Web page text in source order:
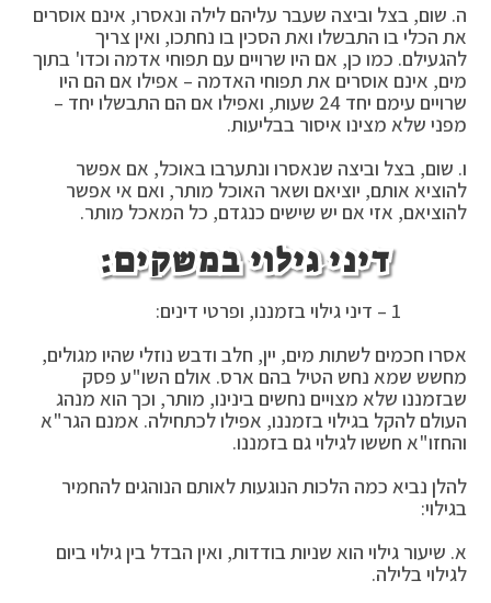
ה. שום, בצל וביצה שעבר עליהם לילה ונאסרו, אינם אוסרים
את הכלי בו התבשלו ואת הסכין בו נחתכו, ואין צריך
להגעילם. כמו כן, אם היו שרויים עם תפוחי אדמה וכדו' בתוך
מים, אינם אוסרים את תפוחי האדמה – אפילו אם הם היו
שרויים עימם יחד 24 שעות, ואפילו אם הם התבשלו יחד –
מפני שלא מצינו איסור בבליעות.
ו. שום, בצל וביצה שנאסרו ונתערבו באוכל, אם אפשר
להוציא אותם, יוציאם ושאר האוכל מותר, ואם אי אפשר
להוציאם, אזי אם יש שישים כנגדם, כל המאכל מותר.
דיני גילוי במשקים:
אסרו חכמים לשתות מים, יין, חלב ודבש נוזלי שהיו מגולים,
מחשש שמא נחש הטיל בהם ארס. אולם השו"ע פסק
שבזמננו שלא מצויים נחשים בינינו, מותר, וכך הוא מנהג
העולם להקל בגילוי בזמננו, אפילו לכתחילה. אמנם הגר"א
והחזו"א חששו לגילוי גם בזמננו.
להלן נביא כמה הלכות הנוגעות לאותם הנוהגים להחמיר
בגילוי:
א. שיעור גילוי הוא שניות בודדות, ואין הבדל בין גילוי ביום
לגילוי בלילה.